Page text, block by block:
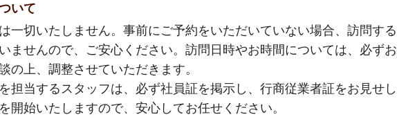
いて
一切いたしません。事前にご予約をいただいていない場合、訪問する
ませんので、ご安心ください。訪問日時やお時間については、必ずお
の上、調整させていただきます。
担当するスタッフは、必ず社員証を掲示し、行商従業者証をお見せし
開始いたしますので、安心してお任せください。